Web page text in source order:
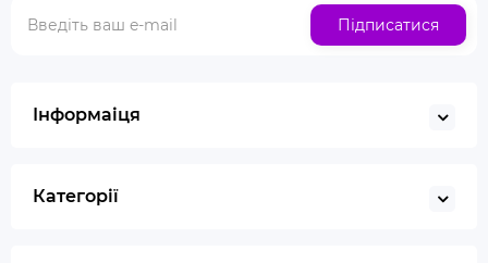
Підписатися
Інформаіця
Категорії